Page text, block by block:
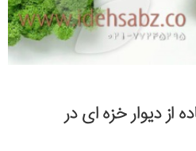
از دیوار خزه ای در